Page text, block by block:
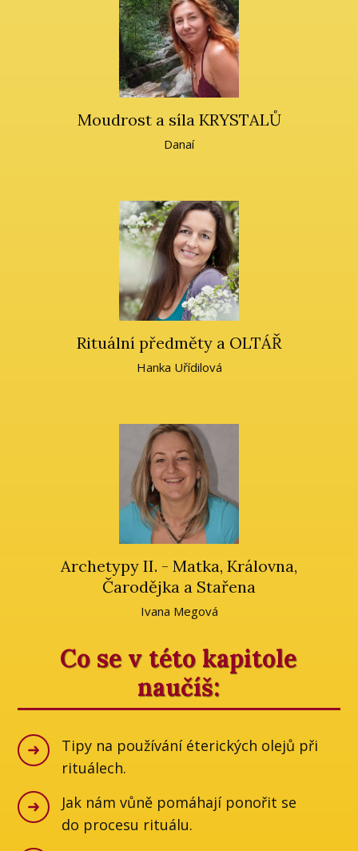
Moudrost a síla KRYSTALŮ
Danaí
Rituální předměty a OLTÁŘ
Hanka Uřídilová
Archetypy II. - Matka, Královna,
Čarodějka a Stařena
Ivana Megová
Co se v této kapitole
naučíš:
Tipy na používání éterických olejů při
rituálech.
Jak nám vůně pomáhají ponořit se
do procesu rituálu.